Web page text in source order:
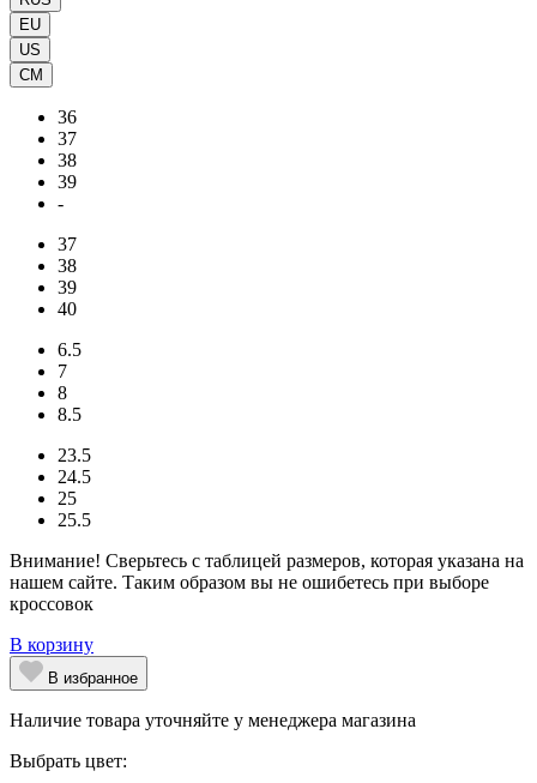
EU
US
CM
36
37
38
39
-
37
38
39
40
6.5
7
8
8.5
23.5
24.5
25
25.5
Внимание! Сверьтесь с таблицей размеров, которая указана на
нашем сайте. Таким образом вы не ошибетесь при выборе
кроссовок
В корзину
В избранное
Наличие товара уточняйте у менеджера магазина
Выбрать цвет: